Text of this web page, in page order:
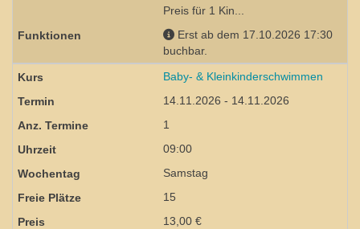
Preis für 1 Kin...
Erst ab dem 17.10.2026 17:30
buchbar.
Baby- & Kleinkinderschwimmen
14.11.2026 - 14.11.2026
1
09:00
Samstag
15
13,00 €